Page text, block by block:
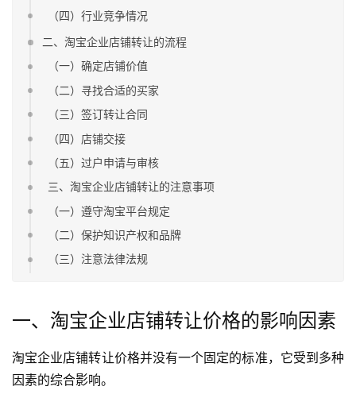
（四）行业竞争情况
二、淘宝企业店铺转让的流程
（一）确定店铺价值
（二）寻找合适的买家
（三）签订转让合同
（四）店铺交接
（五）过户申请与审核
三、淘宝企业店铺转让的注意事项
（一）遵守淘宝平台规定
（二）保护知识产权和品牌
（三）注意法律法规
一、淘宝企业店铺转让价格的影响因素
淘宝企业店铺转让价格并没有一个固定的标准，它受到多种
因素的综合影响。